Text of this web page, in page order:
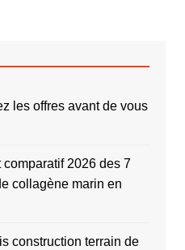
les offres avant de vous
comparatif 2026 des 7
collagène marin en
construction terrain de